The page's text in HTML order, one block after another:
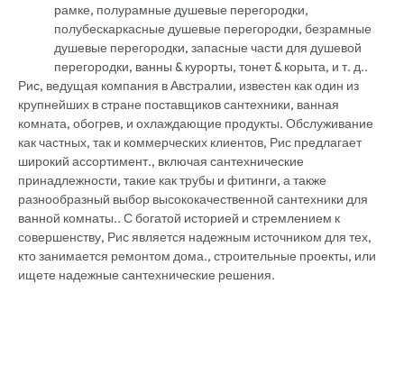
рамке, полурамные душевые перегородки,
полубескаркасные душевые перегородки, безрамные
душевые перегородки, запасные части для душевой
перегородки, ванны & курорты, тонет & корыта, и т. д..
Рис, ведущая компания в Австралии, известен как один из
крупнейших в стране поставщиков сантехники, ванная
комната, обогрев, и охлаждающие продукты. Обслуживание
как частных, так и коммерческих клиентов, Рис предлагает
широкий ассортимент., включая сантехнические
принадлежности, такие как трубы и фитинги, а также
разнообразный выбор высококачественной сантехники для
ванной комнаты.. С богатой историей и стремлением к
совершенству, Рис является надежным источником для тех,
кто занимается ремонтом дома., строительные проекты, или
ищете надежные сантехнические решения.